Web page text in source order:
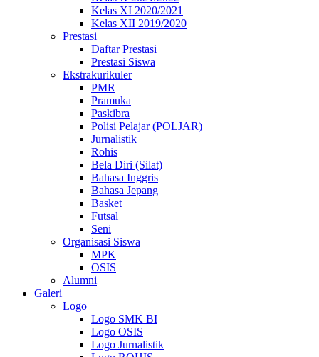
Kelas XI 2020/2021
Kelas XII 2019/2020
Prestasi
Daftar Prestasi
Prestasi Siswa
Ekstrakurikuler
PMR
Pramuka
Paskibra
Polisi Pelajar (POLJAR)
Jurnalistik
Rohis
Bela Diri (Silat)
Bahasa Inggris
Bahasa Jepang
Basket
Futsal
Seni
Organisasi Siswa
MPK
OSIS
Alumni
Galeri
Logo
Logo SMK BI
Logo OSIS
Logo Jurnalistik